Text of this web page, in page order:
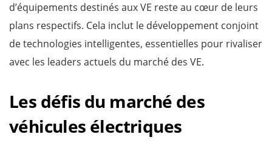
d’équipements destinés aux VE reste au cœur de leurs
plans respectifs. Cela inclut le développement conjoint
de technologies intelligentes, essentielles pour rivaliser
avec les leaders actuels du marché des VE.
Les défis du marché des
véhicules électriques